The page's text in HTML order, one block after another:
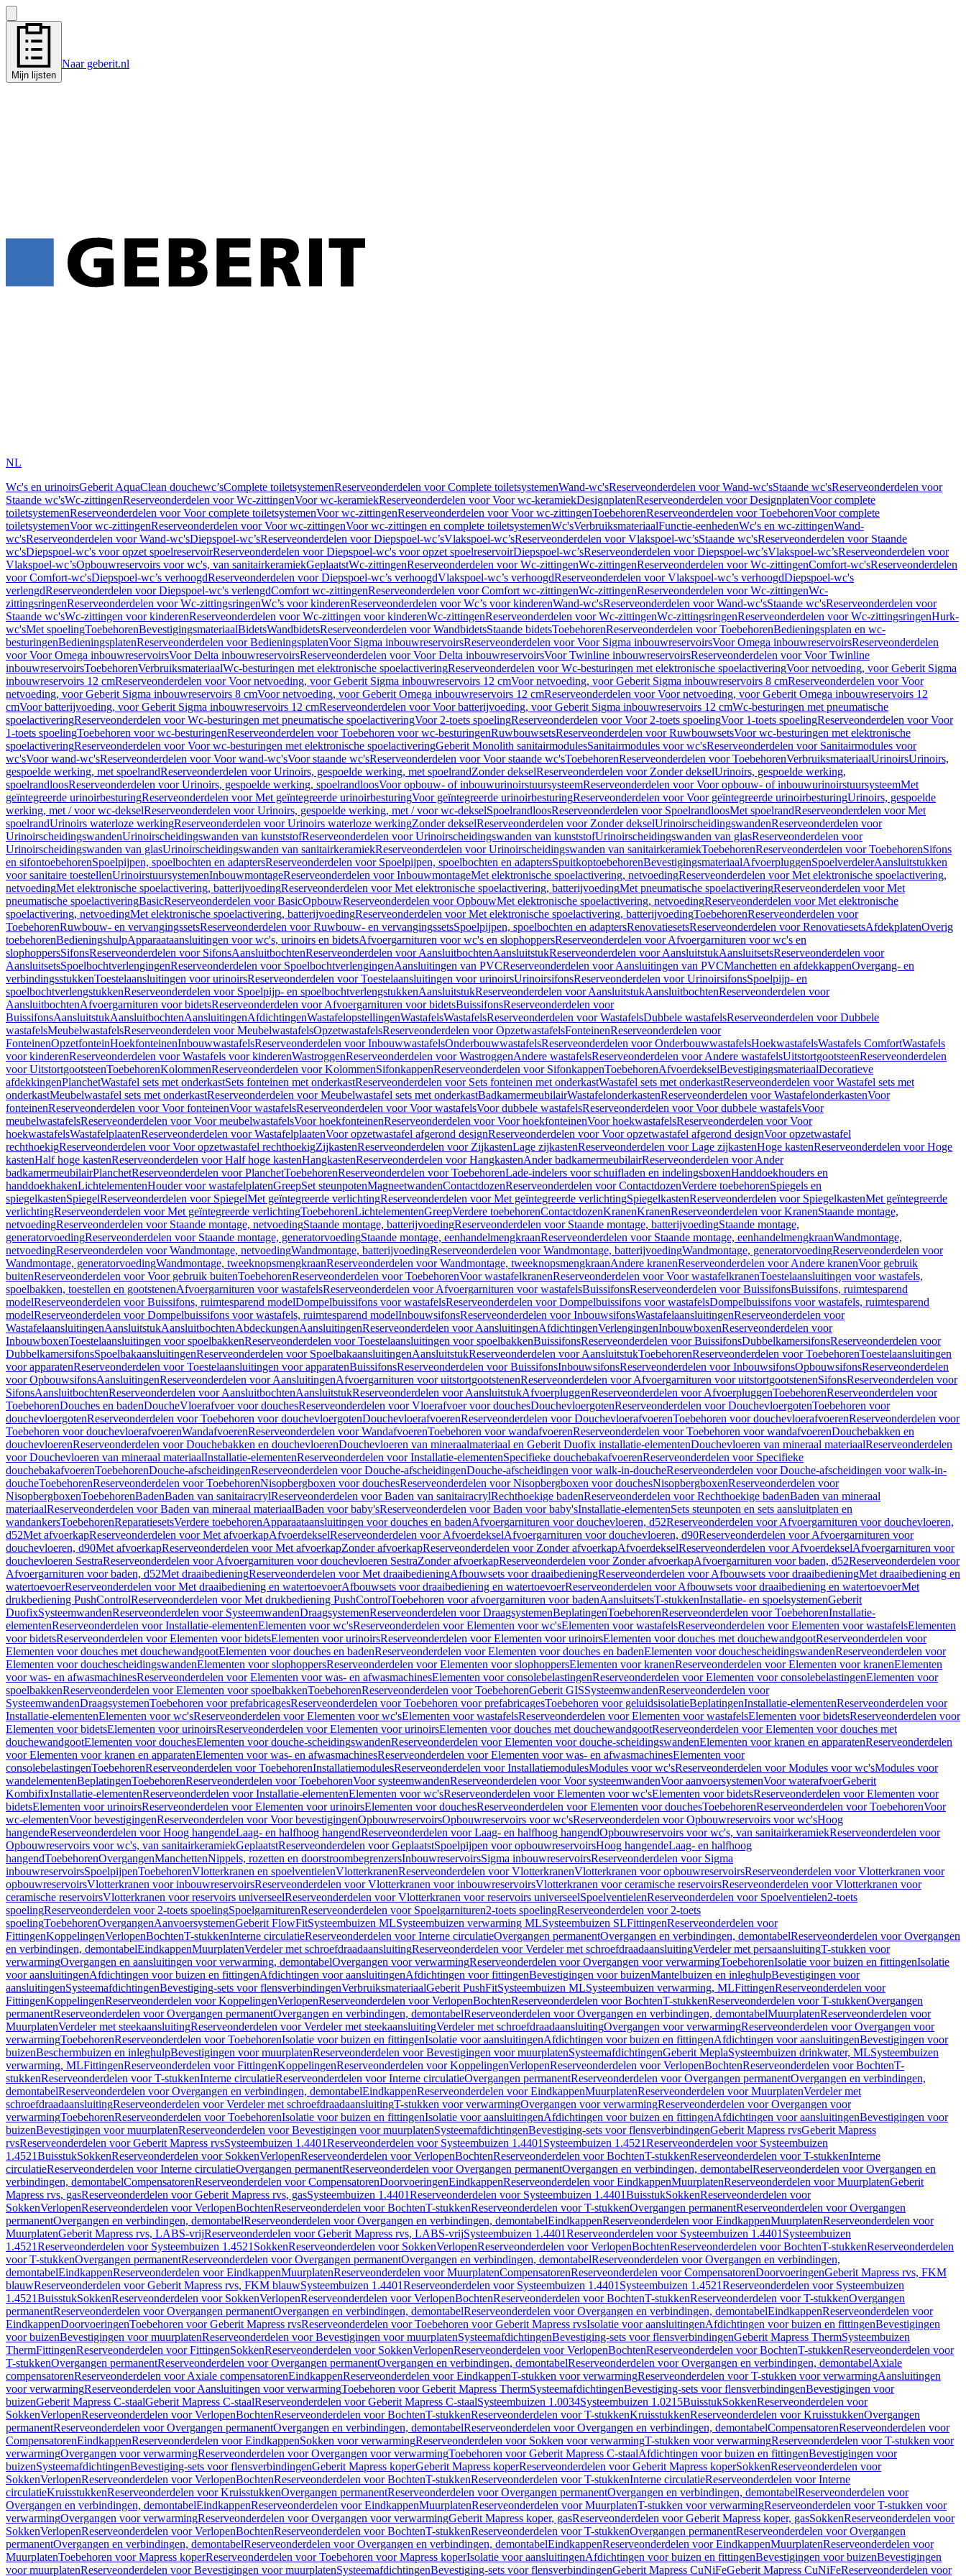
Mijn lijsten
Naar geberit.nl
NL
Wc's en urinoirsGeberit AquaClean douchewc’sComplete toiletsystemenReserveonderdelen voor Complete toiletsystemenWand-wc'sReserveonderdelen voor Wand-wc'sStaande wc'sReserveonderdelen voor
Staande wc'sWc-zittingenReserveonderdelen voor Wc-zittingenVoor wc-keramiekReserveonderdelen voor Voor wc-keramiekDesignplatenReserveonderdelen voor DesignplatenVoor complete
toiletsystemenReserveonderdelen voor Voor complete toiletsystemenVoor wc-zittingenReserveonderdelen voor Voor wc-zittingenToebehorenReserveonderdelen voor ToebehorenVoor complete
toiletsystemenVoor wc-zittingenReserveonderdelen voor Voor wc-zittingenVoor wc-zittingen en complete toiletsystemenWc'sVerbruiksmateriaalFunctie-eenhedenWc's en wc-zittingenWand-
wc'sReserveonderdelen voor Wand-wc'sDiepspoel-wc’sReserveonderdelen voor Diepspoel-wc’sVlakspoel-wc’sReserveonderdelen voor Vlakspoel-wc’sStaande wc'sReserveonderdelen voor Staande
wc'sDiepspoel-wc's voor opzet spoelreservoirReserveonderdelen voor Diepspoel-wc's voor opzet spoelreservoirDiepspoel-wc’sReserveonderdelen voor Diepspoel-wc’sVlakspoel-wc’sReserveonderdelen voor
Vlakspoel-wc’sOpbouwreservoirs voor wc's, van sanitairkeramiekGeplaatstWc-zittingenReserveonderdelen voor Wc-zittingenWc-zittingenReserveonderdelen voor Wc-zittingenComfort-wc'sReserveonderdelen
voor Comfort-wc'sDiepspoel-wc’s verhoogdReserveonderdelen voor Diepspoel-wc’s verhoogdVlakspoel-wc’s verhoogdReserveonderdelen voor Vlakspoel-wc’s verhoogdDiepspoel-wc's
verlengdReserveonderdelen voor Diepspoel-wc's verlengdComfort wc-zittingenReserveonderdelen voor Comfort wc-zittingenWc-zittingenReserveonderdelen voor Wc-zittingenWc-
zittingsringenReserveonderdelen voor Wc-zittingsringenWc’s voor kinderenReserveonderdelen voor Wc’s voor kinderenWand-wc'sReserveonderdelen voor Wand-wc'sStaande wc'sReserveonderdelen voor
Staande wc'sWc-zittingen voor kinderenReserveonderdelen voor Wc-zittingen voor kinderenWc-zittingenReserveonderdelen voor Wc-zittingenWc-zittingsringenReserveonderdelen voor Wc-zittingsringenHurk-
wc'sMet spoelingToebehorenBevestigingsmateriaalBidetsWandbidetsReserveonderdelen voor WandbidetsStaande bidetsToebehorenReserveonderdelen voor ToebehorenBedieningsplaten en wc-
besturingenBedieningsplatenReserveonderdelen voor BedieningsplatenVoor Sigma inbouwreservoirsReserveonderdelen voor Voor Sigma inbouwreservoirsVoor Omega inbouwreservoirsReserveonderdelen
voor Voor Omega inbouwreservoirsVoor Delta inbouwreservoirsReserveonderdelen voor Voor Delta inbouwreservoirsVoor Twinline inbouwreservoirsReserveonderdelen voor Voor Twinline
inbouwreservoirsToebehorenVerbruiksmateriaalWc-besturingen met elektronische spoelactiveringReserveonderdelen voor Wc-besturingen met elektronische spoelactiveringVoor netvoeding, voor Geberit Sigma
inbouwreservoirs 12 cmReserveonderdelen voor Voor netvoeding, voor Geberit Sigma inbouwreservoirs 12 cmVoor netvoeding, voor Geberit Sigma inbouwreservoirs 8 cmReserveonderdelen voor Voor
netvoeding, voor Geberit Sigma inbouwreservoirs 8 cmVoor netvoeding, voor Geberit Omega inbouwreservoirs 12 cmReserveonderdelen voor Voor netvoeding, voor Geberit Omega inbouwreservoirs 12
cmVoor batterijvoeding, voor Geberit Sigma inbouwreservoirs 12 cmReserveonderdelen voor Voor batterijvoeding, voor Geberit Sigma inbouwreservoirs 12 cmWc-besturingen met pneumatische
spoelactiveringReserveonderdelen voor Wc-besturingen met pneumatische spoelactiveringVoor 2-toets spoelingReserveonderdelen voor Voor 2-toets spoelingVoor 1-toets spoelingReserveonderdelen voor Voor
1-toets spoelingToebehoren voor wc-besturingenReserveonderdelen voor Toebehoren voor wc-besturingenRuwbouwsetsReserveonderdelen voor RuwbouwsetsVoor wc-besturingen met elektronische
spoelactiveringReserveonderdelen voor Voor wc-besturingen met elektronische spoelactiveringGeberit Monolith sanitairmodulesSanitairmodules voor wc'sReserveonderdelen voor Sanitairmodules voor
wc'sVoor wand-wc'sReserveonderdelen voor Voor wand-wc'sVoor staande wc'sReserveonderdelen voor Voor staande wc'sToebehorenReserveonderdelen voor ToebehorenVerbruiksmateriaalUrinoirsUrinoirs,
gespoelde werking, met spoelrandReserveonderdelen voor Urinoirs, gespoelde werking, met spoelrandZonder dekselReserveonderdelen voor Zonder dekselUrinoirs, gespoelde werking,
spoelrandloosReserveonderdelen voor Urinoirs, gespoelde werking, spoelrandloosVoor opbouw- of inbouwurinoirstuursysteemReserveonderdelen voor Voor opbouw- of inbouwurinoirstuursysteemMet
geïntegreerde urinoirbesturingReserveonderdelen voor Met geïntegreerde urinoirbesturingVoor geïntegreerde urinoirbesturingReserveonderdelen voor Voor geïntegreerde urinoirbesturingUrinoirs, gespoelde
werking, met / voor wc-dekselReserveonderdelen voor Urinoirs, gespoelde werking, met / voor wc-dekselSpoelrandloosReserveonderdelen voor SpoelrandloosMet spoelrandReserveonderdelen voor Met
spoelrandUrinoirs waterloze werkingReserveonderdelen voor Urinoirs waterloze werkingZonder dekselReserveonderdelen voor Zonder dekselUrinoirscheidingswandenReserveonderdelen voor
UrinoirscheidingswandenUrinoirscheidingswanden van kunststofReserveonderdelen voor Urinoirscheidingswanden van kunststofUrinoirscheidingswanden van glasReserveonderdelen voor
Urinoirscheidingswanden van glasUrinoirscheidingswanden van sanitairkeramiekReserveonderdelen voor Urinoirscheidingswanden van sanitairkeramiekToebehorenReserveonderdelen voor ToebehorenSifons
en sifontoebehorenSpoelpijpen, spoelbochten en adaptersReserveonderdelen voor Spoelpijpen, spoelbochten en adaptersSpuitkoptoebehorenBevestigingsmateriaalAfvoerpluggenSpoelverdelerAansluitstukken
voor sanitaire toestellenUrinoirstuursystemenInbouwmontageReserveonderdelen voor InbouwmontageMet elektronische spoelactivering, netvoedingReserveonderdelen voor Met elektronische spoelactivering,
netvoedingMet elektronische spoelactivering, batterijvoedingReserveonderdelen voor Met elektronische spoelactivering, batterijvoedingMet pneumatische spoelactiveringReserveonderdelen voor Met
pneumatische spoelactiveringBasicReserveonderdelen voor BasicOpbouwReserveonderdelen voor OpbouwMet elektronische spoelactivering, netvoedingReserveonderdelen voor Met elektronische
spoelactivering, netvoedingMet elektronische spoelactivering, batterijvoedingReserveonderdelen voor Met elektronische spoelactivering, batterijvoedingToebehorenReserveonderdelen voor
ToebehorenRuwbouw- en vervangingssetsReserveonderdelen voor Ruwbouw- en vervangingssetsSpoelpijpen, spoelbochten en adaptersRenovatiesetsReserveonderdelen voor RenovatiesetsAfdekplatenOverig
toebehorenBedieningshulpApparaataansluitingen voor wc's, urinoirs en bidetsAfvoergarnituren voor wc's en slophoppersReserveonderdelen voor Afvoergarnituren voor wc's en
slophoppersSifonsReserveonderdelen voor SifonsAansluitbochtenReserveonderdelen voor AansluitbochtenAansluitstukReserveonderdelen voor AansluitstukAansluitsetsReserveonderdelen voor
AansluitsetsSpoelbochtverlengingenReserveonderdelen voor SpoelbochtverlengingenAansluitingen van PVCReserveonderdelen voor Aansluitingen van PVCManchetten en afdekkappenOvergang- en
verbindingsstukkenToestelaansluitingen voor urinoirsReserveonderdelen voor Toestelaansluitingen voor urinoirsUrinoirsifonsReserveonderdelen voor UrinoirsifonsSpoelpijp- en
spoelbochtverlengstukkenReserveonderdelen voor Spoelpijp- en spoelbochtverlengstukkenAansluitstukReserveonderdelen voor AansluitstukAansluitbochtenReserveonderdelen voor
AansluitbochtenAfvoergarnituren voor bidetsReserveonderdelen voor Afvoergarnituren voor bidetsBuissifonsReserveonderdelen voor
BuissifonsAansluitstukAansluitbochtenAansluitingenAfdichtingenWastafelopstellingenWastafelsWastafelsReserveonderdelen voor WastafelsDubbele wastafelsReserveonderdelen voor Dubbele
wastafelsMeubelwastafelsReserveonderdelen voor MeubelwastafelsOpzetwastafelsReserveonderdelen voor OpzetwastafelsFonteinenReserveonderdelen voor
FonteinenOpzetfonteinHoekfonteinenInbouwwastafelsReserveonderdelen voor InbouwwastafelsOnderbouwwastafelsReserveonderdelen voor OnderbouwwastafelsHoekwastafelsWastafels ComfortWastafels
voor kinderenReserveonderdelen voor Wastafels voor kinderenWastroggenReserveonderdelen voor WastroggenAndere wastafelsReserveonderdelen voor Andere wastafelsUitstortgootsteenReserveonderdelen
voor UitstortgootsteenToebehorenKolommenReserveonderdelen voor KolommenSifonkappenReserveonderdelen voor SifonkappenToebehorenAfvoerdekselBevestigingsmateriaalDecoratieve
afdekkingenPlanchetWastafel sets met onderkastSets fonteinen met onderkastReserveonderdelen voor Sets fonteinen met onderkastWastafel sets met onderkastReserveonderdelen voor Wastafel sets met
onderkastMeubelwastafel sets met onderkastReserveonderdelen voor Meubelwastafel sets met onderkastBadkamermeubilairWastafelonderkastenReserveonderdelen voor WastafelonderkastenVoor
fonteinenReserveonderdelen voor Voor fonteinenVoor wastafelsReserveonderdelen voor Voor wastafelsVoor dubbele wastafelsReserveonderdelen voor Voor dubbele wastafelsVoor
meubelwastafelsReserveonderdelen voor Voor meubelwastafelsVoor hoekfonteinenReserveonderdelen voor Voor hoekfonteinenVoor hoekwastafelsReserveonderdelen voor Voor
hoekwastafelsWastafelplaatenReserveonderdelen voor WastafelplaatenVoor opzetwastafel afgerond designReserveonderdelen voor Voor opzetwastafel afgerond designVoor opzetwastafel
rechthoekigReserveonderdelen voor Voor opzetwastafel rechthoekigZijkastenReserveonderdelen voor ZijkastenLage zijkastenReserveonderdelen voor Lage zijkastenHoge kastenReserveonderdelen voor Hoge
kastenHalf hoge kastenReserveonderdelen voor Half hoge kastenHangkastenReserveonderdelen voor HangkastenAnder badkamermeubilairReserveonderdelen voor Ander
badkamermeubilairPlanchetReserveonderdelen voor PlanchetToebehorenReserveonderdelen voor ToebehorenLade-indelers voor schuifladen en indelingsboxenHanddoekhouders en
handdoekhakenLichtelementenHouder voor wastafelplatenGreepSet steunpotenMagneetwandenContactdozenReserveonderdelen voor ContactdozenVerdere toebehorenSpiegels en
spiegelkastenSpiegelReserveonderdelen voor SpiegelMet geïntegreerde verlichtingReserveonderdelen voor Met geïntegreerde verlichtingSpiegelkastenReserveonderdelen voor SpiegelkastenMet geïntegreerde
verlichtingReserveonderdelen voor Met geïntegreerde verlichtingToebehorenLichtelementenGreepVerdere toebehorenContactdozenKranenKranenReserveonderdelen voor KranenStaande montage,
netvoedingReserveonderdelen voor Staande montage, netvoedingStaande montage, batterijvoedingReserveonderdelen voor Staande montage, batterijvoedingStaande montage,
generatorvoedingReserveonderdelen voor Staande montage, generatorvoedingStaande montage, eenhandelmengkraanReserveonderdelen voor Staande montage, eenhandelmengkraanWandmontage,
netvoedingReserveonderdelen voor Wandmontage, netvoedingWandmontage, batterijvoedingReserveonderdelen voor Wandmontage, batterijvoedingWandmontage, generatorvoedingReserveonderdelen voor
Wandmontage, generatorvoedingWandmontage, tweeknopsmengkraanReserveonderdelen voor Wandmontage, tweeknopsmengkraanAndere kranenReserveonderdelen voor Andere kranenVoor gebruik
buitenReserveonderdelen voor Voor gebruik buitenToebehorenReserveonderdelen voor ToebehorenVoor wastafelkranenReserveonderdelen voor Voor wastafelkranenToestelaansluitingen voor wastafels,
spoelbakken, toestellen en gootstenenAfvoergarnituren voor wastafelsReserveonderdelen voor Afvoergarnituren voor wastafelsBuissifonsReserveonderdelen voor BuissifonsBuissifons, ruimtesparend
modelReserveonderdelen voor Buissifons, ruimtesparend modelDompelbuissifons voor wastafelsReserveonderdelen voor Dompelbuissifons voor wastafelsDompelbuissifons voor wastafels, ruimtesparend
modelReserveonderdelen voor Dompelbuissifons voor wastafels, ruimtesparend modelInbouwsifonsReserveonderdelen voor InbouwsifonsWastafelaansluitingenReserveonderdelen voor
WastafelaansluitingenAansluitstukAansluitbochtenAbdeckungenAansluitingenReserveonderdelen voor AansluitingenAfdichtingenVerlengingenInbouwboxenReserveonderdelen voor
InbouwboxenToestelaansluitingen voor spoelbakkenReserveonderdelen voor Toestelaansluitingen voor spoelbakkenBuissifonsReserveonderdelen voor BuissifonsDubbelkamersifonsReserveonderdelen voor
DubbelkamersifonsSpoelbakaansluitingenReserveonderdelen voor SpoelbakaansluitingenAansluitstukReserveonderdelen voor AansluitstukToebehorenReserveonderdelen voor ToebehorenToestelaansluitingen
voor apparatenReserveonderdelen voor Toestelaansluitingen voor apparatenBuissifonsReserveonderdelen voor BuissifonsInbouwsifonsReserveonderdelen voor InbouwsifonsOpbouwsifonsReserveonderdelen
voor OpbouwsifonsAansluitingenReserveonderdelen voor AansluitingenAfvoergarnituren voor uitstortgootstenenReserveonderdelen voor Afvoergarnituren voor uitstortgootstenenSifonsReserveonderdelen voor
SifonsAansluitbochtenReserveonderdelen voor AansluitbochtenAansluitstukReserveonderdelen voor AansluitstukAfvoerpluggenReserveonderdelen voor AfvoerpluggenToebehorenReserveonderdelen voor
ToebehorenDouches en badenDoucheVloerafvoer voor douchesReserveonderdelen voor Vloerafvoer voor douchesDouchevloergotenReserveonderdelen voor DouchevloergotenToebehoren voor
douchevloergotenReserveonderdelen voor Toebehoren voor douchevloergotenDouchevloerafvoerenReserveonderdelen voor DouchevloerafvoerenToebehoren voor douchevloerafvoerenReserveonderdelen voor
Toebehoren voor douchevloerafvoerenWandafvoerenReserveonderdelen voor WandafvoerenToebehoren voor wandafvoerenReserveonderdelen voor Toebehoren voor wandafvoerenDouchebakken en
douchevloerenReserveonderdelen voor Douchebakken en douchevloerenDouchevloeren van mineraalmateriaal en Geberit Duofix installatie-elementenDouchevloeren van mineraal materiaalReserveonderdelen
voor Douchevloeren van mineraal materiaalInstallatie-elementenReserveonderdelen voor Installatie-elementenSpecifieke douchebakafvoerenReserveonderdelen voor Specifieke
douchebakafvoerenToebehorenDouche-afscheidingenReserveonderdelen voor Douche-afscheidingenDouche-afscheidingen voor walk-in-doucheReserveonderdelen voor Douche-afscheidingen voor walk-in-
doucheToebehorenReserveonderdelen voor ToebehorenNisopbergboxen voor douchesReserveonderdelen voor Nisopbergboxen voor douchesNisopbergboxenReserveonderdelen voor
NisopbergboxenToebehorenBadenBaden van sanitairacrylReserveonderdelen voor Baden van sanitairacrylRechthoekige badenReserveonderdelen voor Rechthoekige badenBaden van mineraal
materiaalReserveonderdelen voor Baden van mineraal materiaalBaden voor baby'sReserveonderdelen voor Baden voor baby'sInstallatie-elementenSets steunpoten en sets aansluitplaten en
wandankersToebehorenReparatiesetsVerdere toebehorenApparaataansluitingen voor douches en badenAfvoergarnituren voor douchevloeren, d52Reserveonderdelen voor Afvoergarnituren voor douchevloeren,
d52Met afvoerkapReserveonderdelen voor Met afvoerkapAfvoerdekselReserveonderdelen voor AfvoerdekselAfvoergarnituren voor douchevloeren, d90Reserveonderdelen voor Afvoergarnituren voor
douchevloeren, d90Met afvoerkapReserveonderdelen voor Met afvoerkapZonder afvoerkapReserveonderdelen voor Zonder afvoerkapAfvoerdekselReserveonderdelen voor AfvoerdekselAfvoergarnituren voor
douchevloeren SestraReserveonderdelen voor Afvoergarnituren voor douchevloeren SestraZonder afvoerkapReserveonderdelen voor Zonder afvoerkapAfvoergarnituren voor baden, d52Reserveonderdelen voor
Afvoergarnituren voor baden, d52Met draaibedieningReserveonderdelen voor Met draaibedieningAfbouwsets voor draaibedieningReserveonderdelen voor Afbouwsets voor draaibedieningMet draaibediening en
watertoevoerReserveonderdelen voor Met draaibediening en watertoevoerAfbouwsets voor draaibediening en watertoevoerReserveonderdelen voor Afbouwsets voor draaibediening en watertoevoerMet
drukbediening PushControlReserveonderdelen voor Met drukbediening PushControlToebehoren voor afvoergarnituren voor badenAansluitsetsT-stukkenInstallatie- en spoelsystemenGeberit
DuofixSysteemwandenReserveonderdelen voor SysteemwandenDraagsystemenReserveonderdelen voor DraagsystemenBeplatingenToebehorenReserveonderdelen voor ToebehorenInstallatie-
elementenReserveonderdelen voor Installatie-elementenElementen voor wc'sReserveonderdelen voor Elementen voor wc'sElementen voor wastafelsReserveonderdelen voor Elementen voor wastafelsElementen
voor bidetsReserveonderdelen voor Elementen voor bidetsElementen voor urinoirsReserveonderdelen voor Elementen voor urinoirsElementen voor douches met douchewandgootReserveonderdelen voor
Elementen voor douches met douchewandgootElementen voor douches en badenReserveonderdelen voor Elementen voor douches en badenElementen voor douchescheidingswandenReserveonderdelen voor
Elementen voor douchescheidingswandenElementen voor slophoppersReserveonderdelen voor Elementen voor slophoppersElementen voor kranenReserveonderdelen voor Elementen voor kranenElementen
voor was- en afwasmachinesReserveonderdelen voor Elementen voor was- en afwasmachinesElementen voor consolebelastingenReserveonderdelen voor Elementen voor consolebelastingenElementen voor
spoelbakkenReserveonderdelen voor Elementen voor spoelbakkenToebehorenReserveonderdelen voor ToebehorenGeberit GISSysteemwandenReserveonderdelen voor
SysteemwandenDraagsystemenToebehoren voor prefabricagesReserveonderdelen voor Toebehoren voor prefabricagesToebehoren voor geluidsisolatieBeplatingenInstallatie-elementenReserveonderdelen voor
Installatie-elementenElementen voor wc'sReserveonderdelen voor Elementen voor wc'sElementen voor wastafelsReserveonderdelen voor Elementen voor wastafelsElementen voor bidetsReserveonderdelen voor
Elementen voor bidetsElementen voor urinoirsReserveonderdelen voor Elementen voor urinoirsElementen voor douches met douchewandgootReserveonderdelen voor Elementen voor douches met
douchewandgootElementen voor douchesElementen voor douche-scheidingswandenReserveonderdelen voor Elementen voor douche-scheidingswandenElementen voor kranen en apparatenReserveonderdelen
voor Elementen voor kranen en apparatenElementen voor was- en afwasmachinesReserveonderdelen voor Elementen voor was- en afwasmachinesElementen voor
consolebelastingenToebehorenReserveonderdelen voor ToebehorenInstallatiemodulesReserveonderdelen voor InstallatiemodulesModules voor wc'sReserveonderdelen voor Modules voor wc'sModules voor
wandelementenBeplatingenToebehorenReserveonderdelen voor ToebehorenVoor systeemwandenReserveonderdelen voor Voor systeemwandenVoor aanvoersystemenVoor waterafvoerGeberit
KombifixInstallatie-elementenReserveonderdelen voor Installatie-elementenElementen voor wc'sReserveonderdelen voor Elementen voor wc'sElementen voor bidetsReserveonderdelen voor Elementen voor
bidetsElementen voor urinoirsReserveonderdelen voor Elementen voor urinoirsElementen voor douchesReserveonderdelen voor Elementen voor douchesToebehorenReserveonderdelen voor ToebehorenVoor
wc-elementenVoor bevestigingenReserveonderdelen voor Voor bevestigingenOpbouwreservoirsOpbouwreservoirs voor wc'sReserveonderdelen voor Opbouwreservoirs voor wc'sHoog
hangendeReserveonderdelen voor Hoog hangendeLaag- en halfhoog hangendReserveonderdelen voor Laag- en halfhoog hangendOpbouwreservoirs voor wc's, van sanitairkeramiekReserveonderdelen voor
Opbouwreservoirs voor wc's, van sanitairkeramiekGeplaatstReserveonderdelen voor GeplaatstSpoelpijpen voor opbouwreservoirsHoog hangendeLaag- en halfhoog
hangendToebehorenOvergangenManchettenNippels, rozetten en doorstroombegrenzersInbouwreservoirsSigma inbouwreservoirsReserveonderdelen voor Sigma
inbouwreservoirsSpoelpijpenToebehorenVlotterkranen en spoelventielenVlotterkranenReserveonderdelen voor VlotterkranenVlotterkranen voor opbouwreservoirsReserveonderdelen voor Vlotterkranen voor
opbouwreservoirsVlotterkranen voor inbouwreservoirsReserveonderdelen voor Vlotterkranen voor inbouwreservoirsVlotterkranen voor ceramische reservoirsReserveonderdelen voor Vlotterkranen voor
ceramische reservoirsVlotterkranen voor reservoirs universeelReserveonderdelen voor Vlotterkranen voor reservoirs universeelSpoelventielenReserveonderdelen voor Spoelventielen2-toets
spoelingReserveonderdelen voor 2-toets spoelingSpoelgarniturenReserveonderdelen voor Spoelgarnituren2-toets spoelingReserveonderdelen voor 2-toets
spoelingToebehorenOvergangenAanvoersystemenGeberit FlowFitSysteembuizen MLSysteembuizen verwarming MLSysteembuizen SLFittingenReserveonderdelen voor
FittingenKoppelingenVerlopenBochtenT-stukkenInterne circulatieReserveonderdelen voor Interne circulatieOvergangen permanentOvergangen en verbindingen, demontabelReserveonderdelen voor Overgangen
en verbindingen, demontabelEindkappenMuurplatenVerdeler met schroefdraadaansluitingReserveonderdelen voor Verdeler met schroefdraadaansluitingVerdeler met persaansluitingT-stukken voor
verwarmingOvergangen en aansluitingen voor verwarming, demontabelOvergangen voor verwarmingReserveonderdelen voor Overgangen voor verwarmingToebehorenIsolatie voor buizen en fittingenIsolatie
voor aansluitingenAfdichtingen voor buizen en fittingenAfdichtingen voor aansluitingenAfdichtingen voor fittingenBevestigingen voor buizenMantelbuizen en inleghulpBevestigingen voor
aansluitingenSysteemafdichtingenBevestiging-sets voor flensverbindingenVerbruiksmateriaalGeberit PushFitSysteembuizen MLSysteembuizen verwarming, MLFittingenReserveonderdelen voor
FittingenKoppelingenReserveonderdelen voor KoppelingenVerlopenReserveonderdelen voor VerlopenBochtenReserveonderdelen voor BochtenT-stukkenReserveonderdelen voor T-stukkenOvergangen
permanentReserveonderdelen voor Overgangen permanentOvergangen en verbindingen, demontabelReserveonderdelen voor Overgangen en verbindingen, demontabelMuurplatenReserveonderdelen voor
MuurplatenVerdeler met steekaansluitingReserveonderdelen voor Verdeler met steekaansluitingVerdeler met schroefdraadaansluitingOvergangen voor verwarmingReserveonderdelen voor Overgangen voor
verwarmingToebehorenReserveonderdelen voor ToebehorenIsolatie voor buizen en fittingenIsolatie voor aansluitingenAfdichtingen voor buizen en fittingenAfdichtingen voor aansluitingenBevestigingen voor
buizenBeschermbuizen en inleghulpBevestigingen voor muurplatenReserveonderdelen voor Bevestigingen voor muurplatenSysteemafdichtingenGeberit MeplaSysteembuizen drinkwater, MLSysteembuizen
verwarming, MLFittingenReserveonderdelen voor FittingenKoppelingenReserveonderdelen voor KoppelingenVerlopenReserveonderdelen voor VerlopenBochtenReserveonderdelen voor BochtenT-
stukkenReserveonderdelen voor T-stukkenInterne circulatieReserveonderdelen voor Interne circulatieOvergangen permanentReserveonderdelen voor Overgangen permanentOvergangen en verbindingen,
demontabelReserveonderdelen voor Overgangen en verbindingen, demontabelEindkappenReserveonderdelen voor EindkappenMuurplatenReserveonderdelen voor MuurplatenVerdeler met
schroefdraadaansluitingReserveonderdelen voor Verdeler met schroefdraadaansluitingT-stukken voor verwarmingOvergangen voor verwarmingReserveonderdelen voor Overgangen voor
verwarmingToebehorenReserveonderdelen voor ToebehorenIsolatie voor buizen en fittingenIsolatie voor aansluitingenAfdichtingen voor buizen en fittingenAfdichtingen voor aansluitingenBevestigingen voor
buizenBevestigingen voor muurplatenReserveonderdelen voor Bevestigingen voor muurplatenSysteemafdichtingenBevestiging-sets voor flensverbindingenGeberit Mapress rvsGeberit Mapress
rvsReserveonderdelen voor Geberit Mapress rvsSysteembuizen 1.4401Reserveonderdelen voor Systeembuizen 1.4401 Systeembuizen 1.4521Reserveonderdelen voor Systeembuizen
1.4521BuisstukSokkenReserveonderdelen voor SokkenVerlopenReserveonderdelen voor VerlopenBochtenReserveonderdelen voor BochtenT-stukkenReserveonderdelen voor T-stukkenInterne
circulatieReserveonderdelen voor Interne circulatieOvergangen permanentReserveonderdelen voor Overgangen permanentOvergangen en verbindingen, demontabelReserveonderdelen voor Overgangen en
verbindingen, demontabelCompensatorenReserveonderdelen voor CompensatorenDoorvoeringenEindkappenReserveonderdelen voor EindkappenMuurplatenReserveonderdelen voor MuurplatenGeberit
Mapress rvs, gasReserveonderdelen voor Geberit Mapress rvs, gasSysteembuizen 1.4401Reserveonderdelen voor Systeembuizen 1.4401BuisstukSokkenReserveonderdelen voor
SokkenVerlopenReserveonderdelen voor VerlopenBochtenReserveonderdelen voor BochtenT-stukkenReserveonderdelen voor T-stukkenOvergangen permanentReserveonderdelen voor Overgangen
permanentOvergangen en verbindingen, demontabelReserveonderdelen voor Overgangen en verbindingen, demontabelEindkappenReserveonderdelen voor EindkappenMuurplatenReserveonderdelen voor
MuurplatenGeberit Mapress rvs, LABS-vrijReserveonderdelen voor Geberit Mapress rvs, LABS-vrijSysteembuizen 1.4401Reserveonderdelen voor Systeembuizen 1.4401 Systeembuizen
1.4521Reserveonderdelen voor Systeembuizen 1.4521 SokkenReserveonderdelen voor SokkenVerlopenReserveonderdelen voor VerlopenBochtenReserveonderdelen voor BochtenT-stukkenReserveonderdelen
voor T-stukkenOvergangen permanentReserveonderdelen voor Overgangen permanentOvergangen en verbindingen, demontabelReserveonderdelen voor Overgangen en verbindingen,
demontabelEindkappenReserveonderdelen voor EindkappenMuurplatenReserveonderdelen voor MuurplatenCompensatorenReserveonderdelen voor CompensatorenDoorvoeringenGeberit Mapress rvs, FKM
blauwReserveonderdelen voor Geberit Mapress rvs, FKM blauwSysteembuizen 1.4401Reserveonderdelen voor Systeembuizen 1.4401 Systeembuizen 1.4521Reserveonderdelen voor Systeembuizen
1.4521BuisstukSokkenReserveonderdelen voor SokkenVerlopenReserveonderdelen voor VerlopenBochtenReserveonderdelen voor BochtenT-stukkenReserveonderdelen voor T-stukkenOvergangen
permanentReserveonderdelen voor Overgangen permanentOvergangen en verbindingen, demontabelReserveonderdelen voor Overgangen en verbindingen, demontabelEindkappenReserveonderdelen voor
EindkappenDoorvoeringenToebehoren voor Geberit Mapress rvsReserveonderdelen voor Toebehoren voor Geberit Mapress rvsIsolatie voor aansluitingenAfdichtingen voor buizen en fittingenBevestigingen
voor buizenBevestigingen voor muurplatenReserveonderdelen voor Bevestigingen voor muurplatenSysteemafdichtingenBevestiging-sets voor flensverbindingenGeberit Mapress ThermSysteembuizen
ThermFittingenReserveonderdelen voor FittingenSokkenReserveonderdelen voor SokkenVerlopenReserveonderdelen voor VerlopenBochtenReserveonderdelen voor BochtenT-stukkenReserveonderdelen voor
T-stukkenOvergangen permanentReserveonderdelen voor Overgangen permanentOvergangen en verbindingen, demontabelReserveonderdelen voor Overgangen en verbindingen, demontabelAxiale
compensatorenReserveonderdelen voor Axiale compensatorenEindkappenReserveonderdelen voor EindkappenT-stukken voor verwarmingReserveonderdelen voor T-stukken voor verwarmingAansluitingen
voor verwarmingReserveonderdelen voor Aansluitingen voor verwarmingToebehoren voor Geberit Mapress ThermSysteemafdichtingenBevestiging-sets voor flensverbindingenBevestigingen voor
buizenGeberit Mapress C-staalGeberit Mapress C-staalReserveonderdelen voor Geberit Mapress C-staalSysteembuizen 1.0034Systeembuizen 1.0215BuisstukSokkenReserveonderdelen voor
SokkenVerlopenReserveonderdelen voor VerlopenBochtenReserveonderdelen voor BochtenT-stukkenReserveonderdelen voor T-stukkenKruisstukkenReserveonderdelen voor KruisstukkenOvergangen
permanentReserveonderdelen voor Overgangen permanentOvergangen en verbindingen, demontabelReserveonderdelen voor Overgangen en verbindingen, demontabelCompensatorenReserveonderdelen voor
CompensatorenEindkappenReserveonderdelen voor EindkappenSokken voor verwarmingReserveonderdelen voor Sokken voor verwarmingT-stukken voor verwarmingReserveonderdelen voor T-stukken voor
verwarmingOvergangen voor verwarmingReserveonderdelen voor Overgangen voor verwarmingToebehoren voor Geberit Mapress C-staalAfdichtingen voor buizen en fittingenBevestigingen voor
buizenSysteemafdichtingenBevestiging-sets voor flensverbindingenGeberit Mapress koperGeberit Mapress koperReserveonderdelen voor Geberit Mapress koperSokkenReserveonderdelen voor
SokkenVerlopenReserveonderdelen voor VerlopenBochtenReserveonderdelen voor BochtenT-stukkenReserveonderdelen voor T-stukkenInterne circulatieReserveonderdelen voor Interne
circulatieKruisstukkenReserveonderdelen voor KruisstukkenOvergangen permanentReserveonderdelen voor Overgangen permanentOvergangen en verbindingen, demontabelReserveonderdelen voor
Overgangen en verbindingen, demontabelEindkappenReserveonderdelen voor EindkappenMuurplatenReserveonderdelen voor MuurplatenT-stukken voor verwarmingReserveonderdelen voor T-stukken voor
verwarmingOvergangen voor verwarmingReserveonderdelen voor Overgangen voor verwarmingGeberit Mapress koper, gasReserveonderdelen voor Geberit Mapress koper, gasSokkenReserveonderdelen voor
SokkenVerlopenReserveonderdelen voor VerlopenBochtenReserveonderdelen voor BochtenT-stukkenReserveonderdelen voor T-stukkenOvergangen permanentReserveonderdelen voor Overgangen
permanentOvergangen en verbindingen, demontabelReserveonderdelen voor Overgangen en verbindingen, demontabelEindkappenReserveonderdelen voor EindkappenMuurplatenReserveonderdelen voor
MuurplatenToebehoren voor Mapress koperReserveonderdelen voor Toebehoren voor Mapress koperIsolatie voor aansluitingenAfdichtingen voor buizen en fittingenBevestigingen voor buizenBevestigingen
voor muurplatenReserveonderdelen voor Bevestigingen voor muurplatenSysteemafdichtingenBevestiging-sets voor flensverbindingenGeberit Mapress CuNiFeGeberit Mapress CuNiFeReserveonderdelen voor